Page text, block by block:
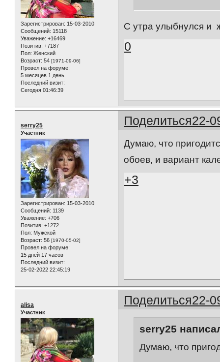
Зарегистрирован: 15-03-2010
Сообщений: 15118
Уважение: +16469
Позитив: +7187
Пол: Женский
Возраст: 54 [1971-09-06]
Провел на форуме:
5 месяцев 1 день
Последний визит:
Сегодня 01:46:39
С утра улыбнулся и
0
Поделиться22-
serry25
Участник
Зарегистрирован: 15-03-2010
Сообщений: 1139
Уважение: +706
Позитив: +1272
Пол: Мужской
Возраст: 56 [1970-05-02]
Провел на форуме:
15 дней 17 часов
Последний визит:
25-02-2022 22:45:19
Думаю, что
обоев, и вариант
+3
Поделиться22-
alisa
Участник
serry25
Думаю, что